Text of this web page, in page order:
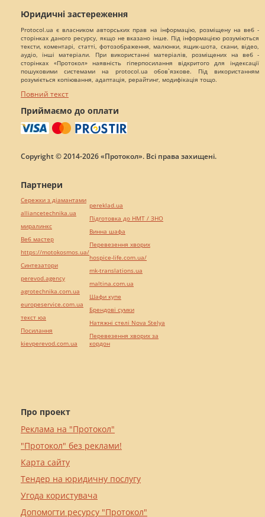
Юридичні застереження
Protocol.ua є власником авторських прав на інформацію, розміщену на веб -
сторінках даного ресурсу, якщо не вказано інше. Під інформацією розуміються
тексти, коментарі, статті, фотозображення, малюнки, ящик-шота, скани, відео,
аудіо, інші матеріали. При використанні матеріалів, розміщених на веб -
сторінках «Протокол» наявність гіперпосилання відкритого для індексації
пошуковими системами на protocol.ua обов`язкове. Під використанням
розуміється копіювання, адаптація, рерайтинг, модифікація тощо.
Повний текст
Приймаємо до оплати
Copyright © 2014-2026 «Протокол». Всі права захищені.
Про проект
Реклама на "Протокол"
"Протокол" без реклами!
Карта сайту
Тендер на юридичну послугу
Угода користувача
Допомогти ресурсу "Протокол"
Партнери
Сережки з діамантами
alliancetechnika.ua
миралинкс
Веб мастер
https://motokosmos.ua/
Синтезатори
perevod.agency
agrotechnika.com.ua
europeservice.com.ua
текст юа
Посилання
kievperevod.com.ua
pereklad.ua
Підготовка до НМТ / ЗНО
Винна шафа
Перевезення хворих
hospice-life.com.ua/
mk-translations.ua
maltina.com.ua
Шафи купе
Брендові сумки
Натяжні стелі Nova Stelya
Перевезення хворих за
кордон